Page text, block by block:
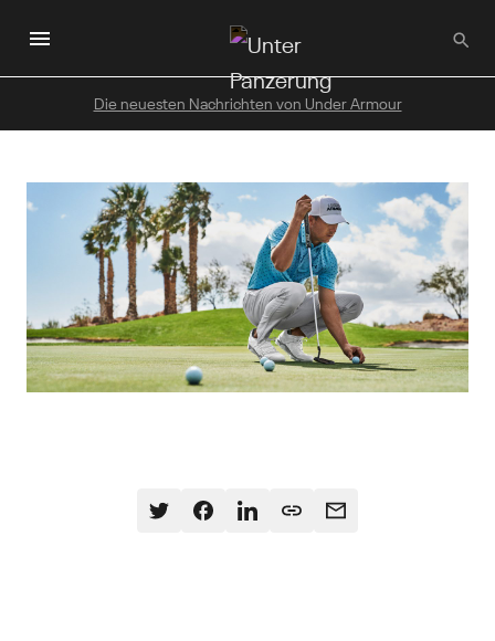
Hauptinhalt
Die neuesten Nachrichten von Under Armour